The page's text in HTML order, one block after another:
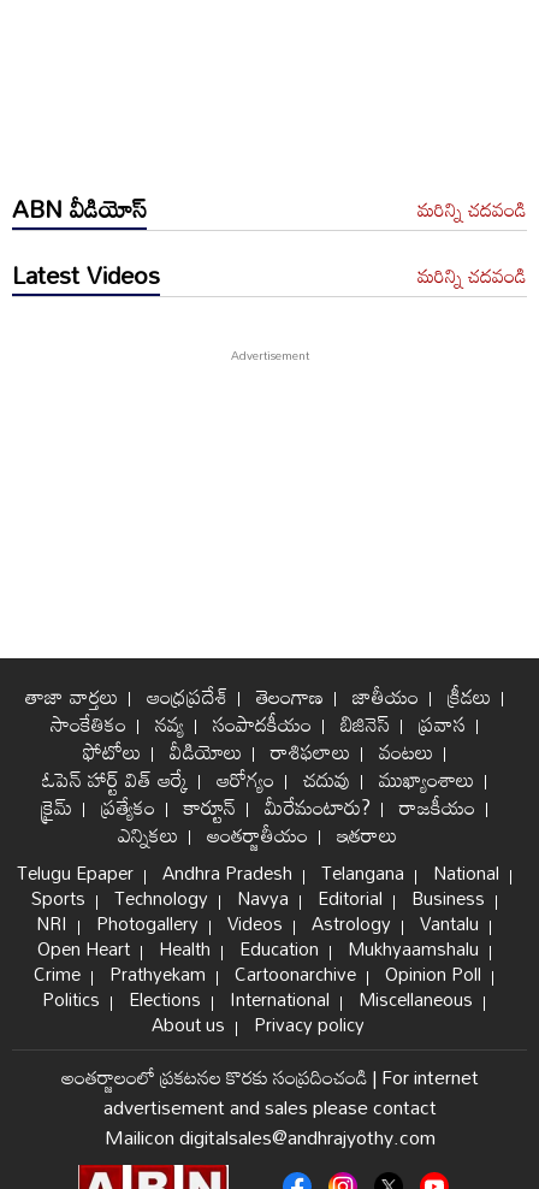
ABN వీడియోస్ మరిన్ని చదవండి
Latest Videos మరిన్ని చదవండి
తాజా వార్తలు ఆంధ్రప్రదేశ్ తెలంగాణ జాతీయం క్రీడలు
సాంకేతికం నవ్య సంపాదకీయం బిజినెస్ ప్రవాస
ఫోటోలు వీడియోలు రాశిఫలాలు వంటలు
ఓపెన్ హార్ట్ విత్ ఆర్కే ఆరోగ్యం చదువు ముఖ్యాంశాలు
క్రైమ్ ప్రత్యేకం కార్టూన్ మీరేమంటారు? రాజకీయం
ఎన్నికలు అంతర్జాతీయం ఇతరాలు
Telugu Epaper Andhra Pradesh Telangana National
Sports Technology Navya Editorial Business
NRI Photogallery Videos Astrology Vantalu
Open Heart Health Education Mukhyaamshalu
Crime Prathyekam Cartoonarchive Opinion Poll
Politics Elections International Miscellaneous
About us Privacy policy
అంతర్జాలంలో ప్రకటనల కొరకు సంప్రదించండి|For internet
advertisement and sales please contact
Mailicon digitalsales@andhrajyothy.com